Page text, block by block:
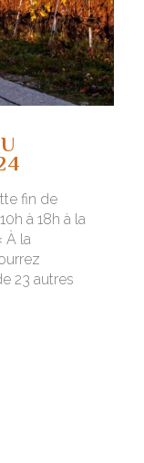
fin de
à 18h à la
À la
23 autres